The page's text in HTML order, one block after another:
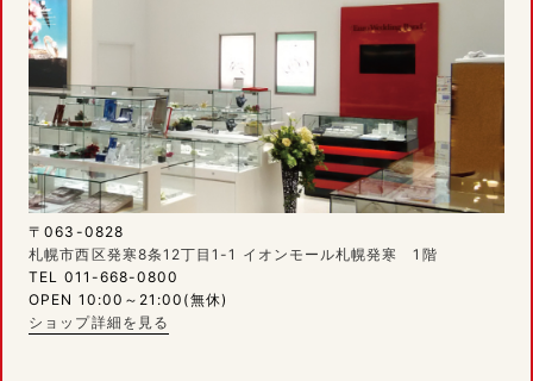
〒063-0828
札幌市西区発寒8条12丁目1-1 イオンモール札幌発寒 1階
TEL 011-668-0800
OPEN 10:00～21:00(無休)
ショップ詳細を見る